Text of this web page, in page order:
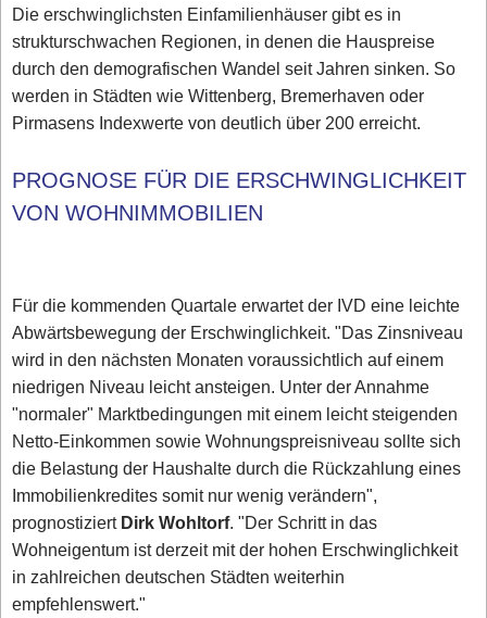
Die erschwinglichsten Einfamilienhäuser gibt es in
strukturschwachen Regionen, in denen die Hauspreise
durch den demografischen Wandel seit Jahren sinken. So
werden in Städten wie Wittenberg, Bremerhaven oder
Pirmasens Indexwerte von deutlich über 200 erreicht.
PROGNOSE FÜR DIE ERSCHWINGLICHKEIT
VON WOHNIMMOBILIEN
Für die kommenden Quartale erwartet der IVD eine leichte
Abwärtsbewegung der Erschwinglichkeit. "Das Zinsniveau
wird in den nächsten Monaten voraussichtlich auf einem
niedrigen Niveau leicht ansteigen. Unter der Annahme
"normaler" Marktbedingungen mit einem leicht steigenden
Netto-Einkommen sowie Wohnungspreisniveau sollte sich
die Belastung der Haushalte durch die Rückzahlung eines
Immobilienkredites somit nur wenig verändern",
prognostiziertDirk Wohltorf. "Der Schritt in das
Wohneigentum ist derzeit mit der hohen Erschwinglichkeit
in zahlreichen deutschen Städten weiterhin
empfehlenswert."